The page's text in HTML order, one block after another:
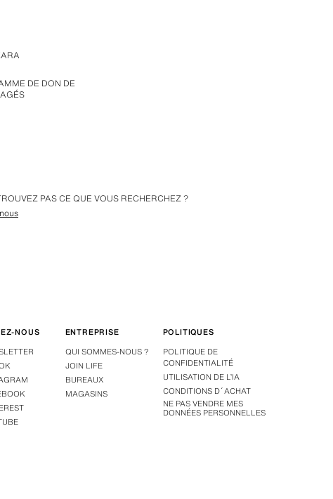
DE DON DE
PAS CE QUE VOUS RECHERCHEZ ?
NOUS
ENTREPRISE
QUI SOMMES-NOUS ?
JOIN LIFE
BUREAUX
MAGASINS
POLITIQUES
POLITIQUE DE
CONFIDENTIALITÉ
UTILISATION DE L’IA
CONDITIONS D´ACHAT
NE PAS VENDRE MES
DONNÉES PERSONNELLES